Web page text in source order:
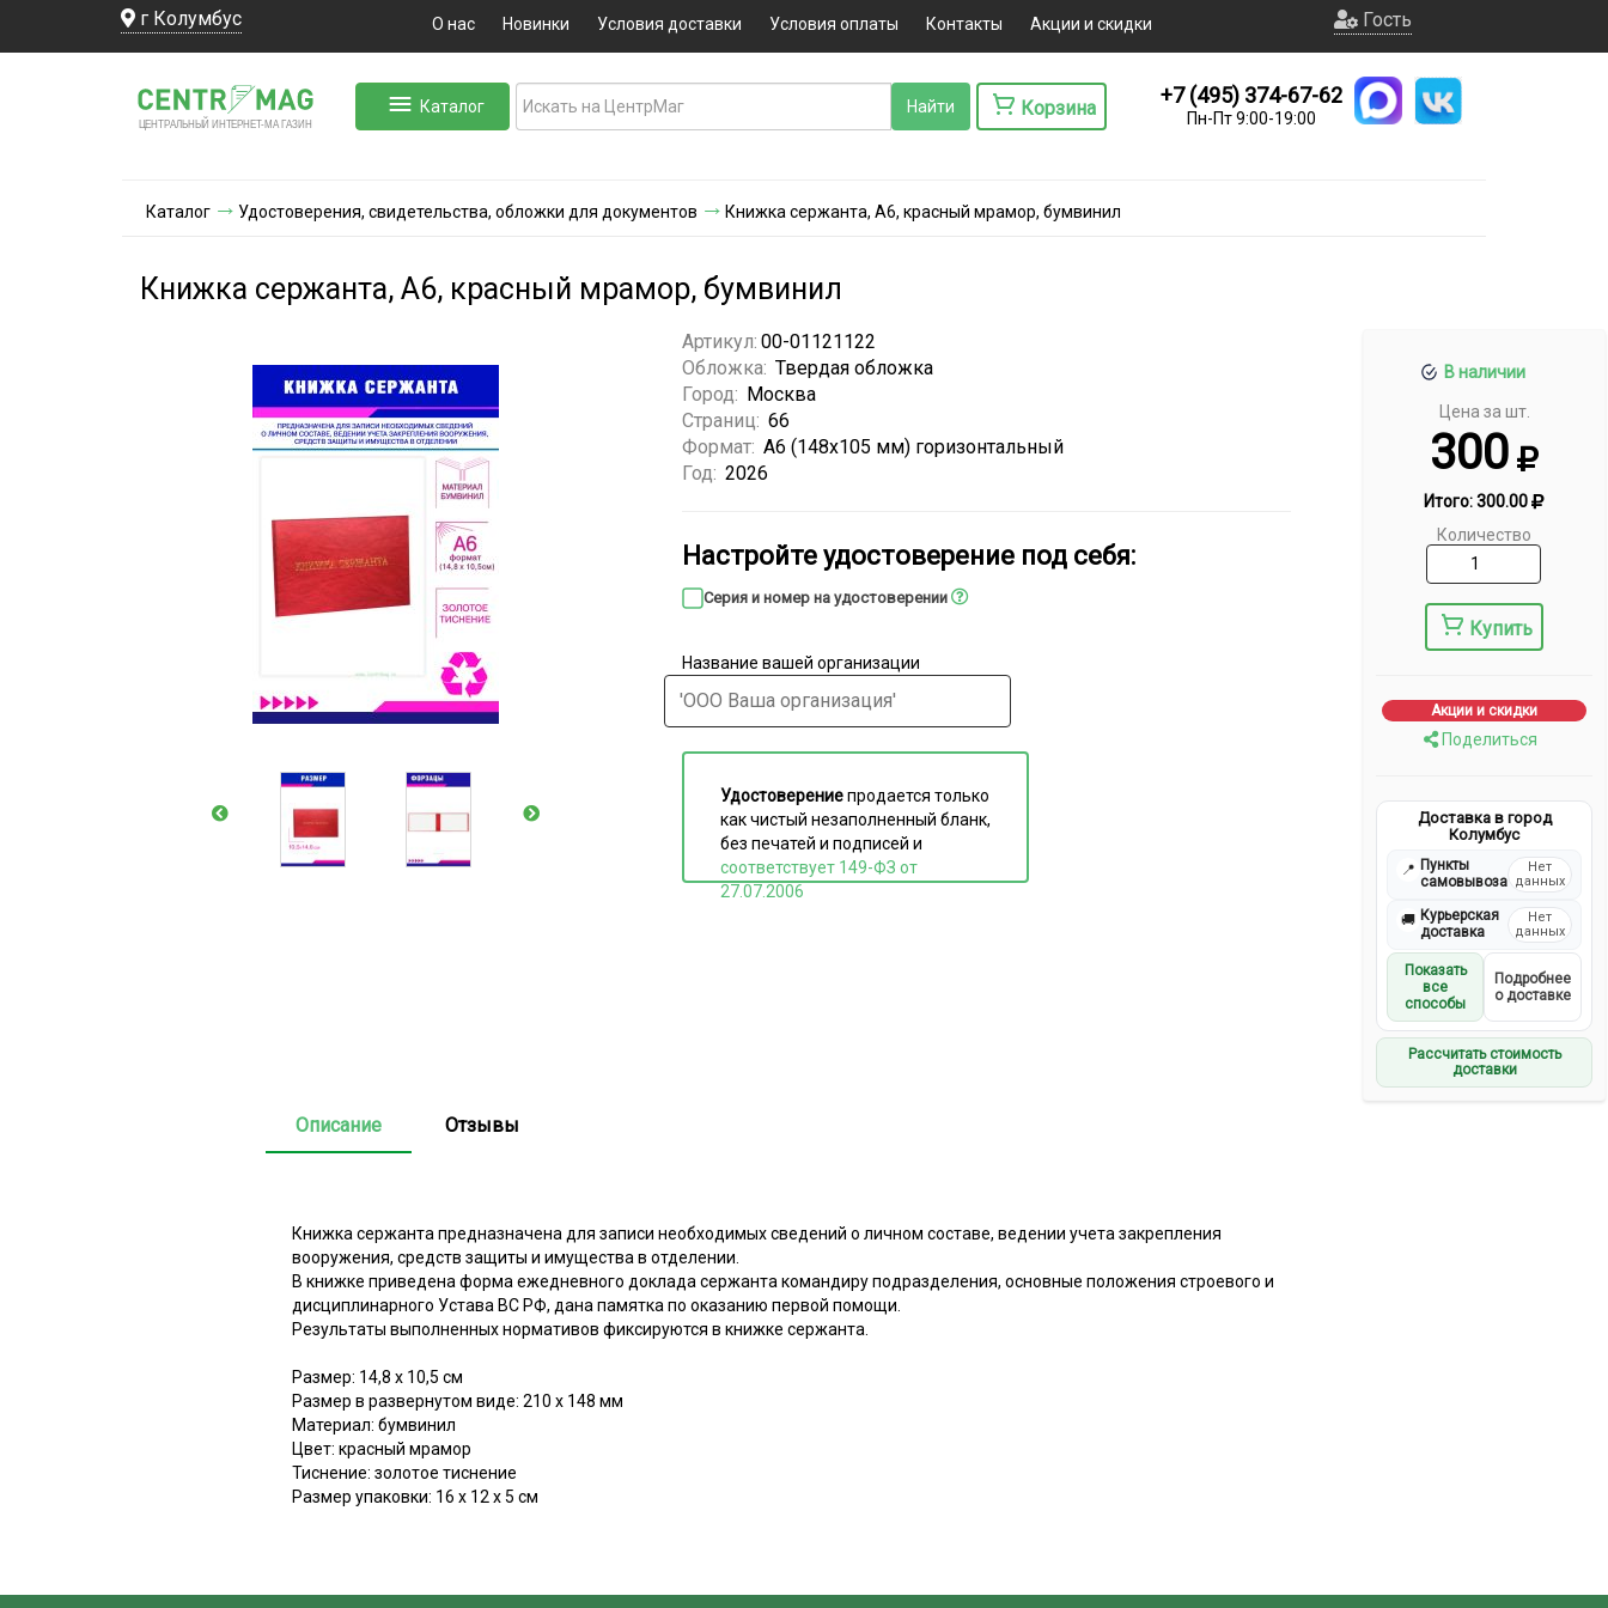
г Колумбус О нас Новинки Условия доставки Условия оплаты Контакты Акции и скидки Гость
ЦЕНТРАЛЬНЫЙ ИНТЕРНЕТ-МА ГАЗИН
Каталог Корзина
+7 (495) 374-67-62
Пн-Пт 9:00-19:00
Каталог Удостоверения, свидетельства, обложки для документов Книжка сержанта, А6, красный мрамор, бумвинил
Книжка сержанта, А6, красный мрамор, бумвинил
В наличии
Цена за шт.
300
Итого:300.00
Количество
Купить
Акции и скидки
Поделиться
Доставка в город
Колумбус
📍 Пункты
самовывоза
Нет
данных
🚚 Курьерская
доставка
Нет
данных
Показать
все
способы
Подробнее
о доставке
Рассчитать стоимость
доставки
Артикул: 00-01121122
Обложка: Твердая обложка
Город: Москва
Страниц: 66
Формат: А6 (148x105 мм) горизонтальный
Год: 2026
Настройте удостоверение под себя:
Серия и номер на удостоверении
Название вашей организации
Удостоверениепродается только
как чистый незаполненный бланк,
без печатей и подписей и
соответствует 149-ФЗ от
27.07.2006
Описание Отзывы
Книжка сержанта предназначена для записи необходимых сведений о личном составе, ведении учета закрепления
вооружения, средств защиты и имущества в отделении.
В книжке приведена форма ежедневного доклада сержанта командиру подразделения, основные положения строевого и
дисциплинарного Устава ВС РФ, дана памятка по оказанию первой помощи.
Результаты выполненных нормативов фиксируются в книжке сержанта.
Размер: 14,8 х 10,5 см
Размер в развернутом виде: 210 х 148 мм
Материал: бумвинил
Цвет: красный мрамор
Тиснение: золотое тиснение
Размер упаковки: 16 х 12 х 5 см